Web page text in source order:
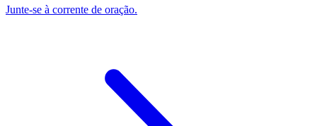
Junte-se à corrente de oração.